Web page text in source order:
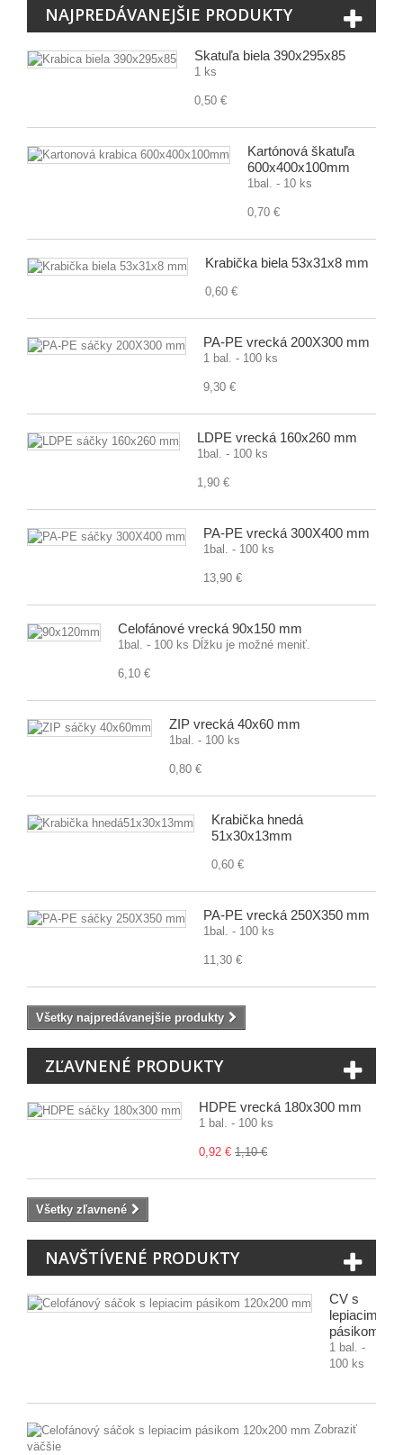
NAJPREDÁVANEJŠIE PRODUKTY
Škatuľa biela 390x295x85
1 ks
0,50 €
Kartónová škatuľa
600x400x100mm
1bal. - 10 ks
0,70 €
Krabička biela 53x31x8 mm
0,60 €
PA-PE vrecká 200X300 mm
1 bal. - 100 ks
9,30 €
LDPE vrecká 160x260 mm
1bal. - 100 ks
1,90 €
PA-PE vrecká 300X400 mm
1bal. - 100 ks
13,90 €
Celofánové vrecká 90x150 mm
1bal. - 100 ks Dĺžku je možné meniť.
6,10 €
ZIP vrecká 40x60 mm
1bal. - 100 ks
0,80 €
Krabička hnedá
51x30x13mm
0,60 €
PA-PE vrecká 250X350 mm
1bal. - 100 ks
11,30 €
Všetky najpredávanejšie produkty
ZĽAVNENÉ PRODUKTY
HDPE vrecká 180x300 mm
1 bal. - 100 ks
0,92 € 1,10 €
Všetky zľavnené
NAVŠTÍVENÉ PRODUKTY
CV s
lepiacim
pásikom...
1 bal. -
100 ks
Zobraziť
väčšie